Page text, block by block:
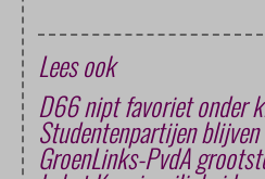
Lees ook
D66 nipt favoriet onder
Studentenpartijen
GroenLinks-PvdA